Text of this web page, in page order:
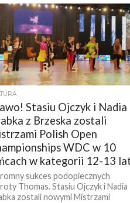
Stasiu Ojczyk i Nadia
z Brzeska zostali
Polish Open
WDC w 10
w kategorii 12-13
sukces podopiecznych
Thomas. Stasiu Ojczyk i Nadia
zostali nowymi Mistrzami